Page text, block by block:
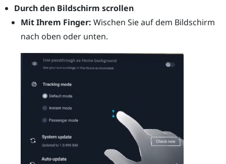
Durch den Bildschirm scrollen
Mit Ihrem Finger: Wischen Sie auf dem Bildschirm
nach oben oder unten.